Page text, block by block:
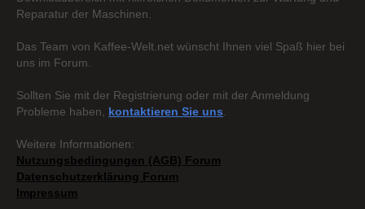
Reparatur der Maschinen.
Das Team von Kaffee-Welt.net wünscht Ihnen viel Spaß hier bei
uns im Forum.
Sollten Sie mit der Registrierung oder mit der Anmeldung
Probleme haben, kontaktieren Sie uns
Weitere Informationen:
Nutzungsbedingungen (AGB) Forum
Datenschutzerklärung Forum
Impressum